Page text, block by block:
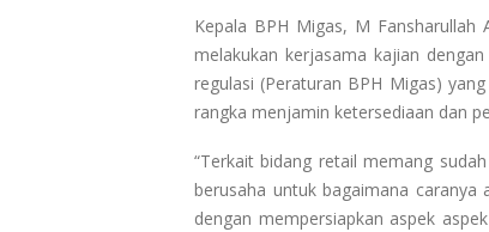
Kepala BPH Migas, M
melakukan kerjasama kajian
regulasi (Peraturan BPH Migas)
rangka menjamin ketersediaan dan
“Terkait bidang retail memang
berusaha untuk bagaimana
dengan mempersiapkan aspek